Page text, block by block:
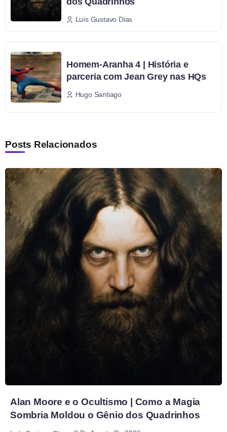
Luís Gustavo Dias
Homem-Aranha 4 | História e
parceria com Jean Grey nas HQs
Hugo Santiago
Posts Relacionados
Alan Moore e o Ocultismo | Como a Magia
Sombria Moldou o Gênio dos Quadrinhos